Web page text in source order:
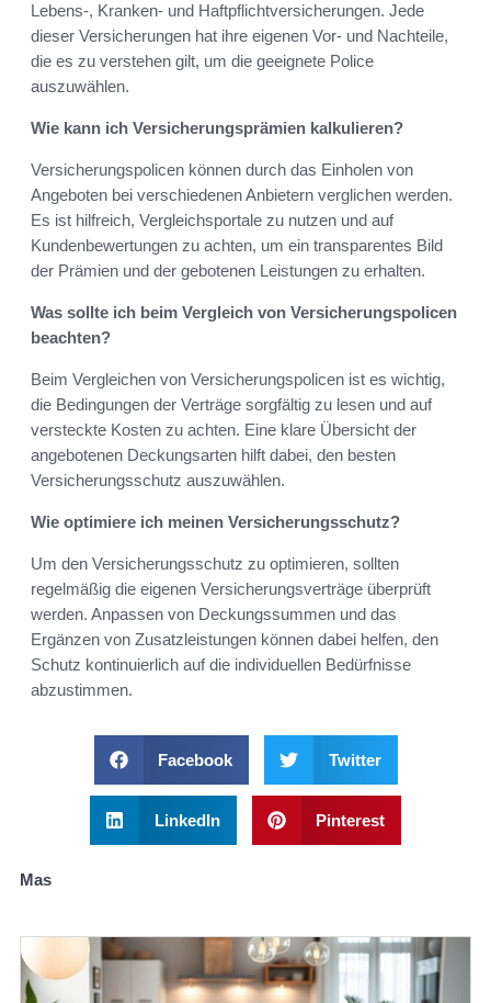
Lebens-, Kranken- und Haftpflichtversicherungen. Jede
dieser Versicherungen hat ihre eigenen Vor- und Nachteile,
die es zu verstehen gilt, um die geeignete Police
auszuwählen.
Wie kann ich Versicherungsprämien kalkulieren?
Versicherungspolicen können durch das Einholen von
Angeboten bei verschiedenen Anbietern verglichen werden.
Es ist hilfreich, Vergleichsportale zu nutzen und auf
Kundenbewertungen zu achten, um ein transparentes Bild
der Prämien und der gebotenen Leistungen zu erhalten.
Was sollte ich beim Vergleich von Versicherungspolicen
beachten?
Beim Vergleichen von Versicherungspolicen ist es wichtig,
die Bedingungen der Verträge sorgfältig zu lesen und auf
versteckte Kosten zu achten. Eine klare Übersicht der
angebotenen Deckungsarten hilft dabei, den besten
Versicherungsschutz auszuwählen.
Wie optimiere ich meinen Versicherungsschutz?
Um den Versicherungsschutz zu optimieren, sollten
regelmäßig die eigenen Versicherungsverträge überprüft
werden. Anpassen von Deckungssummen und das
Ergänzen von Zusatzleistungen können dabei helfen, den
Schutz kontinuierlich auf die individuellen Bedürfnisse
abzustimmen.
Facebook Twitter
LinkedIn Pinterest
Mas